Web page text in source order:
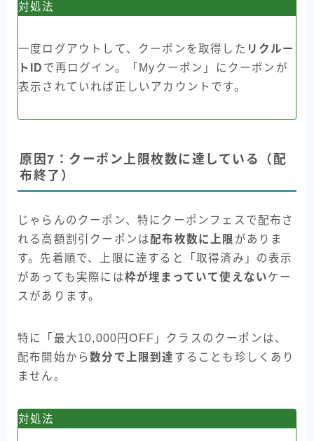
対処法
一度ログアウトして、クーポンを取得した リクルー
トID で再ログイン。「Myクーポン」にクーポンが
表示されていれば正しいアカウントです。
原因7：クーポン上限枚数に達している（配
布終了）
じゃらんのクーポン、特にクーポンフェスで配布さ
れる高額割引クーポンは配布枚数に上限 がありま
す。先着順で、上限に達すると「取得済み」の表示
があっても実際には枠が埋まっていて使えないケー
スがあります。
特に「最大10,000円OFF」クラスのクーポンは、
配布開始から数分で上限到達 することも珍しくあり
ません。
対処法